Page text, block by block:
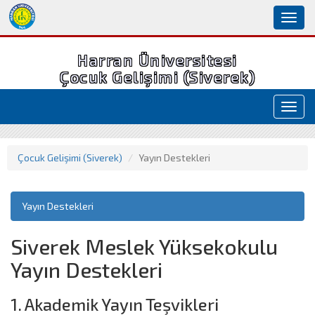
Harran Üniversitesi
Çocuk Gelişimi (Siverek)
Çocuk Gelişimi (Siverek) Yayın Destekleri
Yayın Destekleri
Siverek Meslek Yüksekokulu
Yayın Destekleri
1. Akademik Yayın Teşvikleri